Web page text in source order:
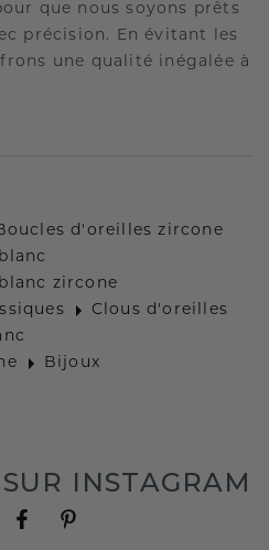
que nous soyons prêts
précision. En évitant les
une qualité inégalée à
d'oreilles zircone
zircone
Clous d'oreilles
Bijoux
INSTAGRAM